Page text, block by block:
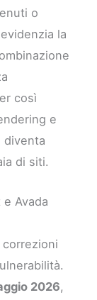
o
evidenzia la
così
e
diventa
di siti.
Avada
2026,